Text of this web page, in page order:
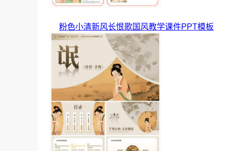
粉色小清新风长恨歌国风教学课件PPT模板